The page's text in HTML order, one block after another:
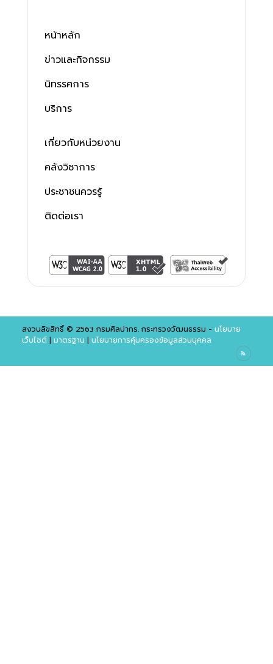
หน้าหลัก
ข่าวและกิจกรรม
นิทรรศการ
บริการ
เกี่ยวกับหน่วยงาน
คลังวิชาการ
ประชาชนควรรู้
ติดต่อเรา
สงวนลิขสิทธิ์ © 2563 กรมศิลปากร. กระทรวงวัฒนธรรม - นโยบาย
เว็บไซต์| มาตรฐาน | นโยบายการคุ้มครองข้อมูลส่วนบุคคล